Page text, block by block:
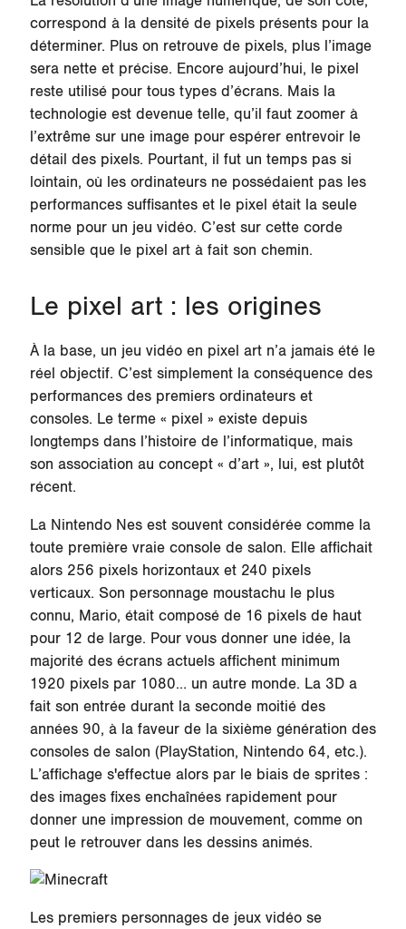
correspond à la densité de pixels présents pour la
déterminer. Plus on retrouve de pixels, plus l’image
sera nette et précise. Encore aujourd’hui, le pixel
reste utilisé pour tous types d’écrans. Mais la
technologie est devenue telle, qu’il faut zoomer à
l’extrême sur une image pour espérer entrevoir le
détail des pixels. Pourtant, il fut un temps pas si
lointain, où les ordinateurs ne possédaient pas les
performances suffisantes et le pixel était la seule
norme pour un jeu vidéo. C’est sur cette corde
sensible que le pixel art à fait son chemin.
Le pixel art : les origines
À la base, un jeu vidéo en pixel art n’a jamais été le
réel objectif. C’est simplement la conséquence des
performances des premiers ordinateurs et
consoles. Le terme « pixel » existe depuis
longtemps dans l’histoire de l’informatique, mais
son association au concept « d’art », lui, est plutôt
récent.
La Nintendo Nes est souvent considérée comme la
toute première vraie console de salon. Elle affichait
alors 256 pixels horizontaux et 240 pixels
verticaux. Son personnage moustachu le plus
connu, Mario, était composé de 16 pixels de haut
pour 12 de large. Pour vous donner une idée, la
majorité des écrans actuels affichent minimum
1920 pixels par 1080… un autre monde. La 3D a
fait son entrée durant la seconde moitié des
années 90, à la faveur de la sixième génération des
consoles de salon (PlayStation, Nintendo 64, etc.).
L’affichage s'effectue alors par le biais de sprites :
des images fixes enchaînées rapidement pour
donner une impression de mouvement, comme on
peut le retrouver dans les dessins animés.
Les premiers personnages de jeux vidéo se